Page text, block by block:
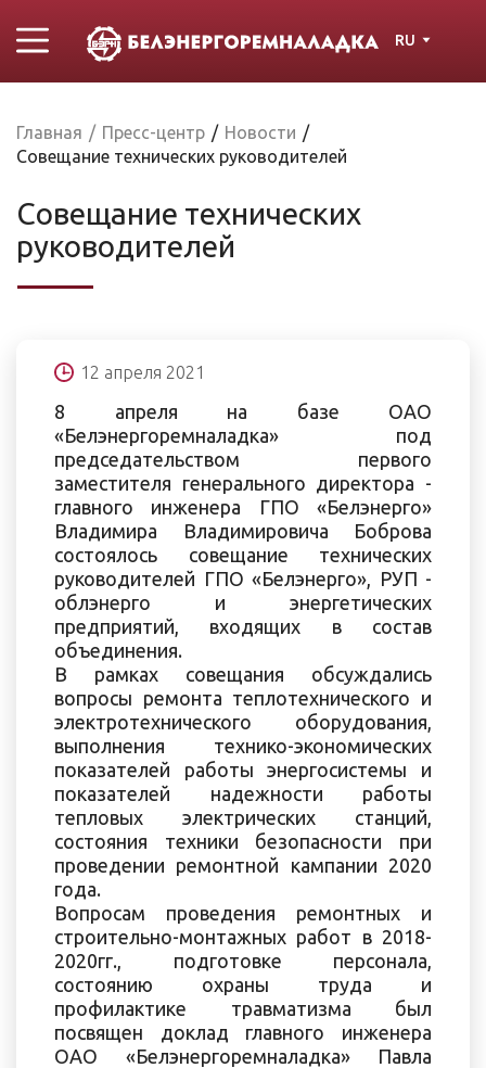
RU
Главная / Пресс-центр / Новости /
Совещание технических руководителей
Совещание технических
руководителей
12 апреля 2021
8 апреля на базе ОАО
«Белэнергоремналадка» под
председательством первого
заместителя генерального директора -
главного инженера ГПО «Белэнерго»
Владимира Владимировича Боброва
состоялось совещание технических
руководителей ГПО «Белэнерго», РУП -
облэнерго и энергетических
предприятий, входящих в состав
объединения.
В рамках совещания обсуждались
вопросы ремонта теплотехнического и
электротехнического оборудования,
выполнения технико-экономических
показателей работы энергосистемы и
показателей надежности работы
тепловых электрических станций,
состояния техники безопасности при
проведении ремонтной кампании 2020
года.
Вопросам проведения ремонтных и
строительно-монтажных работ в 2018-
2020гг., подготовке персонала,
состоянию охраны труда и
профилактике травматизма был
посвящен доклад главного инженера
ОАО «Белэнергоремналадка» Павла